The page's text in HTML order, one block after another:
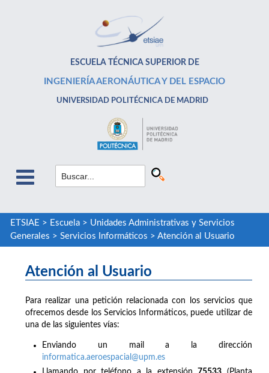
ESCUELA TÉCNICA SUPERIOR DE
INGENIERÍA AERONÁUTICA Y DEL ESPACIO
UNIVERSIDAD POLITÉCNICA DE MADRID
ETSIAE > Escuela> Unidades Administrativas y Servicios
Generales > Servicios Informáticos > Atención al Usuario
Atención al Usuario
Para realizar una petición relacionada con los servicios que
ofrecemos desde los Servicios Informáticos, puede utilizar de
una de las siguientes vías:
Enviando un mail a la dirección
informatica.aeroespacial@upm.es